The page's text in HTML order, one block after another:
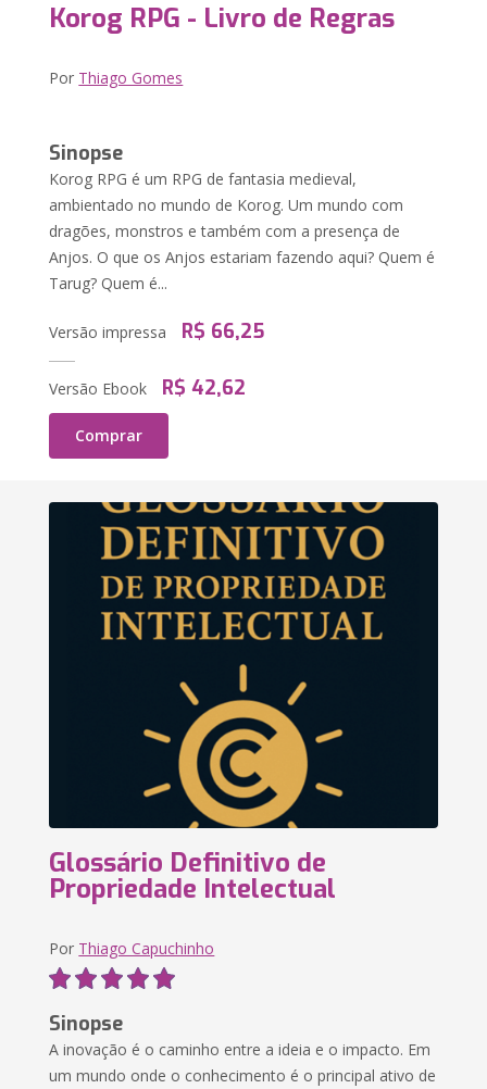
Korog RPG - Livro de Regras
Por Thiago Gomes
Sinopse
Korog RPG é um RPG de fantasia medieval,
ambientado no mundo de Korog. Um mundo com
dragões, monstros e também com a presença de
Anjos. O que os Anjos estariam fazendo aqui? Quem é
Tarug? Quem é...
Versão impressa R$ 66,25
Versão Ebook R$ 42,62
Comprar
Glossário Definitivo de
Propriedade Intelectual
Por Thiago Capuchinho
Sinopse
A inovação é o caminho entre a ideia e o impacto. Em
um mundo onde o conhecimento é o principal ativo de